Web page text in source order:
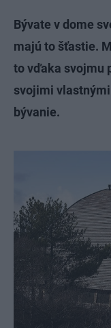
Bývate v dome
majú to šťastie.
to vďaka svojmu
svojimi
bývanie.